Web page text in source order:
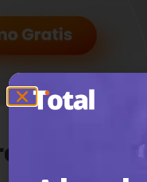
Based